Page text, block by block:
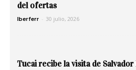
del ofertas
Iberferr - 30 julio, 2026
Tucai recibe la visita de Salvador